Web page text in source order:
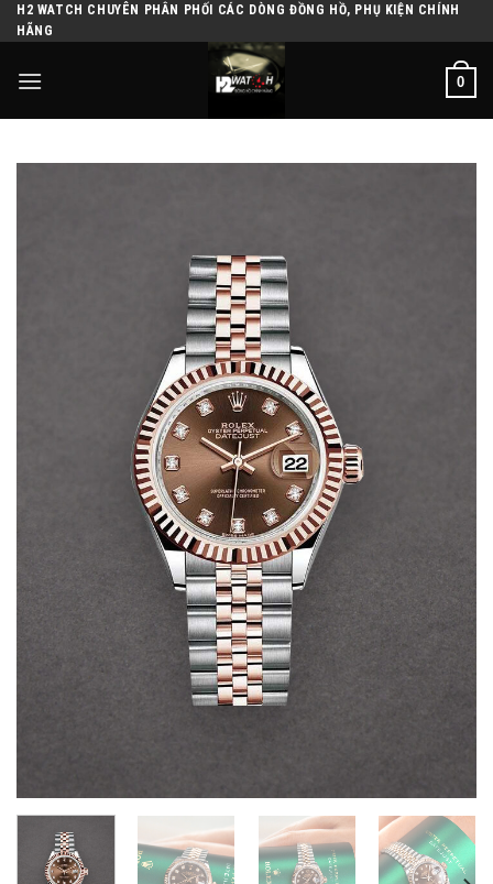
Skip
to
content
H2 WATCH CHUYÊN PHÂN PHỐI CÁC DÒNG ĐỒNG HỒ, PHỤ KIỆN CHÍNH
HÃNG
0